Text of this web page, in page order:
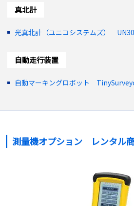
真北計
光真北計（ユニコシステムズ）
自動走行装置
自動マーキングロボット
測量機オプション レンタル